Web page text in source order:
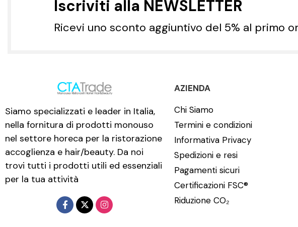
Iscriviti alla NEWSLETTER
Ricevi uno sconto aggiuntivo del 5% al primo
Siamo specializzati e leader in Italia,
nella fornitura di prodotti monouso
nel settore horeca per la ristorazione
accoglienza e hair/beauty. Da noi
trovi tutti i prodotti utili ed essenziali
per la tua attività
AZIENDA
Chi Siamo
Termini e condizioni
Informativa Privacy
Spedizioni e resi
Pagamenti sicuri
Certificazioni FSC®
Riduzione CO₂